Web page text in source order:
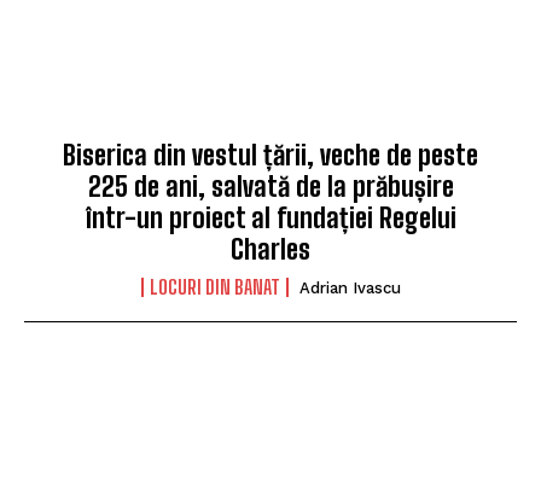
Biserica din vestul țării, veche de peste
225 de ani, salvată de la prăbușire
într-un proiect al fundației Regelui
Charles
LOCURI DIN BANAT Adrian Ivascu